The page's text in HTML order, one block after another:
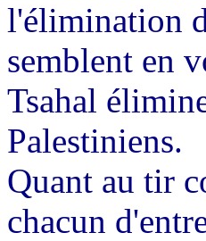
l'élimination
semblent en
Tsahal
Palestiniens.
Quant au tir
chacun